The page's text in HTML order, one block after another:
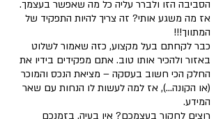
הסביבה הזו ולברר עליה כל מה שאפשר בעצמך.
אז מה משגע אותי? זה צריך להיות התפקיד של
המתווך!!!
כבר לקחתם בעל מקצוע, כזה שאמור לשלוט
באזור ולהכיר אותו טוב. אתם מפקידים בידיו את
החלק הכי חשוב בעסקה – מציאת הנכס והמוכר
(או הקונה...), אז למה לעשות לו הנחות עם שאר
המידע.
רוצים לחקור בעצמכם? אין בעיה, בזמנכם